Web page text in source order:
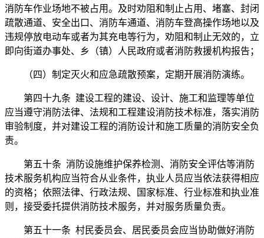
消防车作业场地不被占用。及时劝阻和制止占用、堵塞、封闭
疏散通道、安全出口、消防车通道、消防车登高操作场地以及
违规停放电动车或者为其充电等行为，劝阻和制止无效的，立
即向街道办事处、乡（镇）人民政府或者消防救援机构报告；
（四）制定灭火和应急疏散预案，定期开展消防演练。
第四十九条 建设工程的建设、设计、施工和监理等单位
应当遵守消防法律、法规和工程建设消防技术标准，落实消防
审验制度，并对建设工程的消防设计和施工质量的消防安全负
责。
第五十条 消防设施维护保养检测、消防安全评估等消防
技术服务机构应当符合从业条件，执业人员应当依法获得相应
的资格；依照法律、行政法规、国家标准、行业标准和执业准
则，接受委托提供消防技术服务，并对服务质量负责。
第五十一条 村民委员会、居民委员会应当协助做好消防